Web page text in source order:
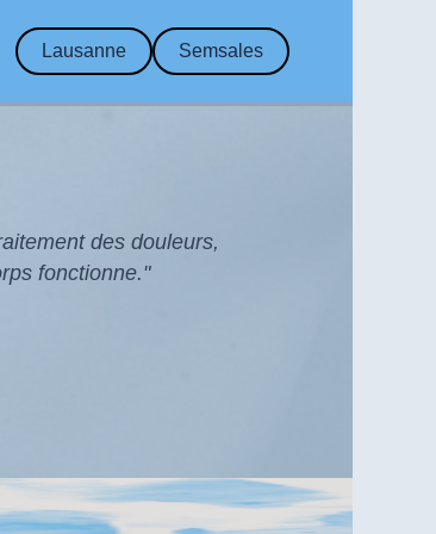
Lausanne Semsales
des douleurs,
fonctionne."